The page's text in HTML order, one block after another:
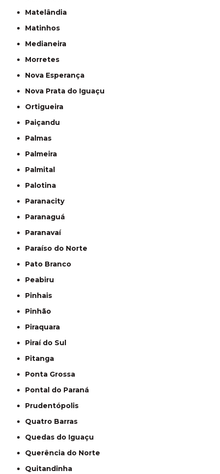
Matelândia
Matinhos
Medianeira
Morretes
Nova Esperança
Nova Prata do Iguaçu
Ortigueira
Paiçandu
Palmas
Palmeira
Palmital
Palotina
Paranacity
Paranaguá
Paranavaí
Paraíso do Norte
Pato Branco
Peabiru
Pinhais
Pinhão
Piraquara
Piraí do Sul
Pitanga
Ponta Grossa
Pontal do Paraná
Prudentópolis
Quatro Barras
Quedas do Iguaçu
Querência do Norte
Quitandinha